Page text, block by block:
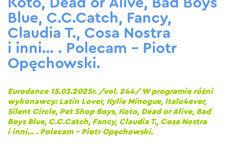
Koto, Dead or Alive, Bad Boys
Blue, C.C.Catch, Fancy,
Claudia T., Cosa Nostra
i inni… . Polecam – Piotr
Opęchowski.
Eurodance 15.03.2025r. /vol. 244/ W programie różni
wykonawcy: Latin Lover, Kylie Minogue, Italo4ever,
Silent Circle, Pet Shop Boys, Koto, Dead or Alive, Bad
Boys Blue, C.C.Catch, Fancy, Claudia T., Cosa Nostra
i inni… . Polecam – Piotr Opęchowski.